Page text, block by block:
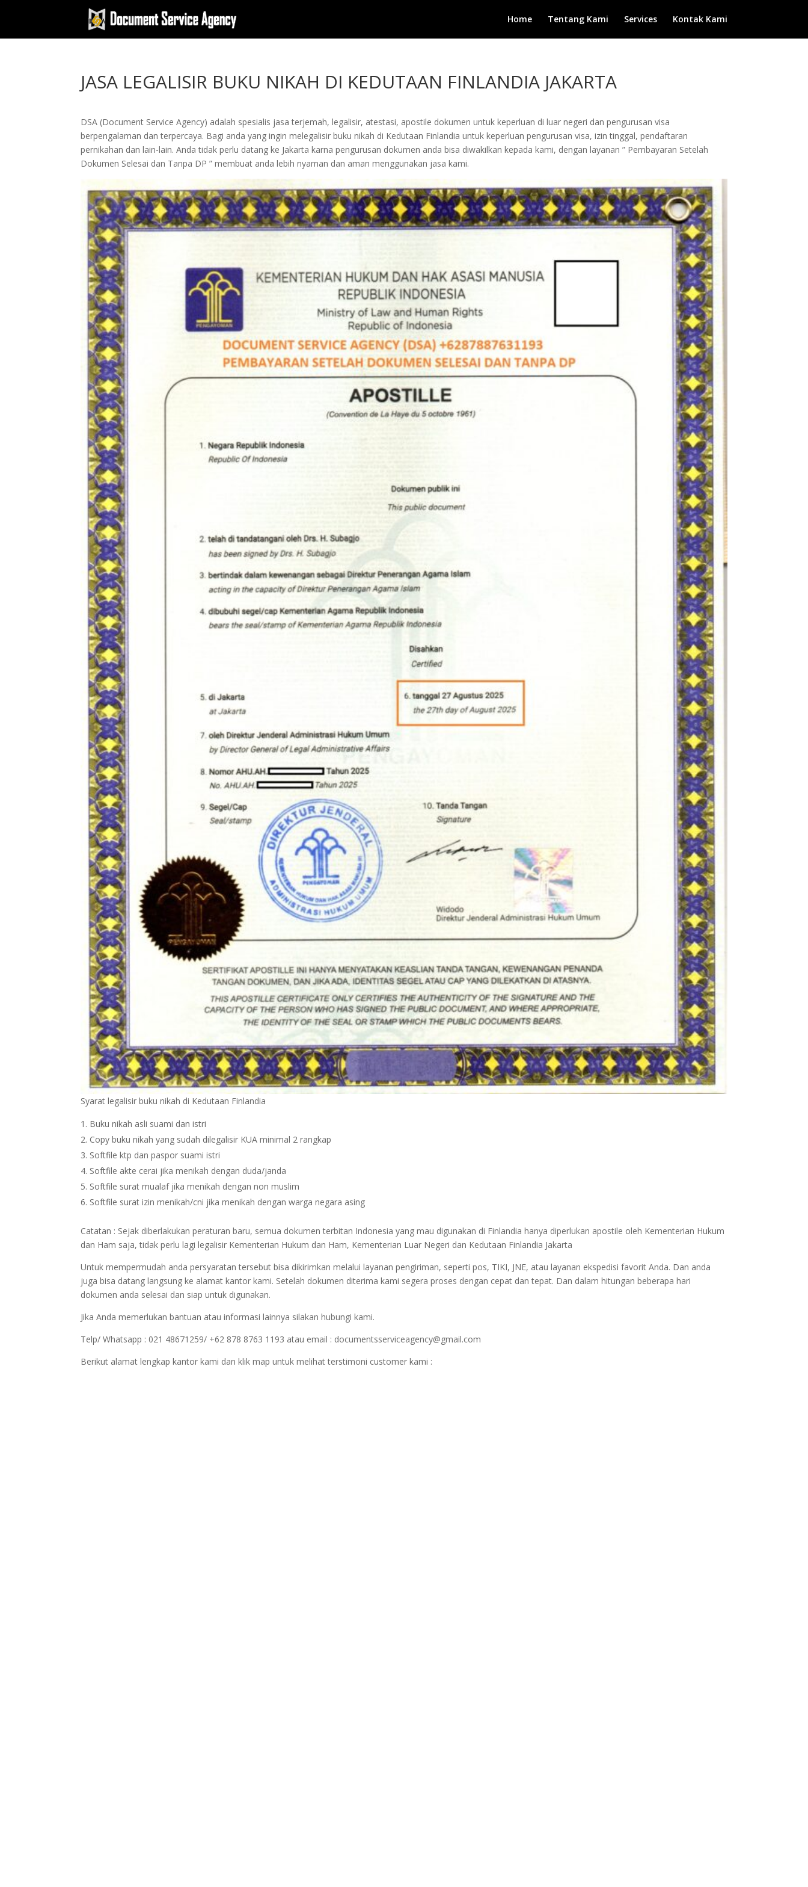
Home Tentang Kami Services Kontak Kami
JASA LEGALISIR BUKU NIKAH DI KEDUTAAN FINLANDIA JAKARTA
DSA (Document Service Agency) adalah spesialis jasa terjemah, legalisir, atestasi, apostile dokumen untuk keperluan di luar negeri dan pengurusan visa
berpengalaman dan terpercaya. Bagi anda yang ingin melegalisir buku nikah di Kedutaan Finlandia untuk keperluan pengurusan visa, izin tinggal, pendaftaran
pernikahan dan lain-lain. Anda tidak perlu datang ke Jakarta karna pengurusan dokumen anda bisa diwakilkan kepada kami, dengan layanan ” Pembayaran Setelah
Dokumen Selesai dan Tanpa DP ” membuat anda lebih nyaman dan aman menggunakan jasa kami.
Syarat legalisir buku nikah di Kedutaan Finlandia
Buku nikah asli suami dan istri
Copy buku nikah yang sudah dilegalisir KUA minimal 2 rangkap
Softfile ktp dan paspor suami istri
Softfile akte cerai jika menikah dengan duda/janda
Softfile surat mualaf jika menikah dengan non muslim
Softfile surat izin menikah/cni jika menikah dengan warga negara asing
Catatan : Sejak diberlakukan peraturan baru, semua dokumen terbitan Indonesia yang mau digunakan di Finlandia hanya diperlukan apostile oleh Kementerian Hukum
dan Ham saja, tidak perlu lagi legalisir Kementerian Hukum dan Ham, Kementerian Luar Negeri dan Kedutaan Finlandia Jakarta
Untuk mempermudah anda persyaratan tersebut bisa dikirimkan melalui layanan pengiriman, seperti pos, TIKI, JNE, atau layanan ekspedisi favorit Anda. Dan anda
juga bisa datang langsung ke alamat kantor kami. Setelah dokumen diterima kami segera proses dengan cepat dan tepat. Dan dalam hitungan beberapa hari
dokumen anda selesai dan siap untuk digunakan.
Jika Anda memerlukan bantuan atau informasi lainnya silakan hubungi kami.
Telp/ Whatsapp : 021 48671259/ +62 878 8763 1193 atau email : documentsserviceagency@gmail.com
Berikut alamat lengkap kantor kami dan klik map untuk melihat terstimoni customer kami :